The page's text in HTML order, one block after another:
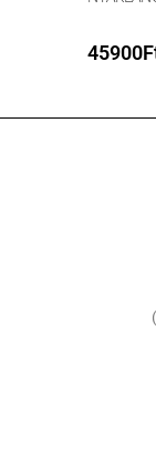
45900